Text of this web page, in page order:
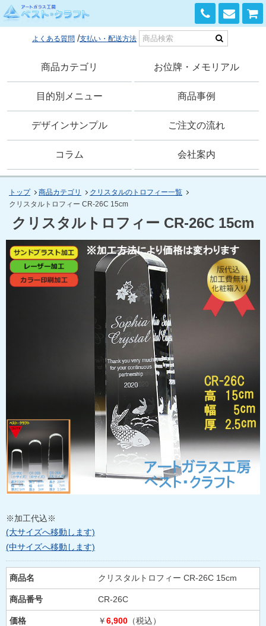
よくある質問 支払い・配送方法
0120-168-741
商品カテゴリ お位牌・メモリアル
目的別メニュー 商品事例
デザインサンプル ご注文の流れ
コラム 会社案内
トップ 商品カテゴリ
クリスタルのトロフィー一覧
クリスタルトロフィー CR-26C 15cm
クリスタルトロフィー CR-26C 15cm
※加工代込※
(大サイズへ移動します)
(中サイズへ移動します)
商品名 クリスタルトロフィー CR-26C 15cm
商品番号 CR-26C
価格 ￥6,900 （税込）